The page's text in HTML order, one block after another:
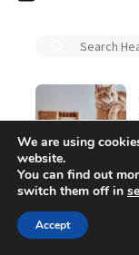
We are using
website.
You can find out
switch them off in
Accept